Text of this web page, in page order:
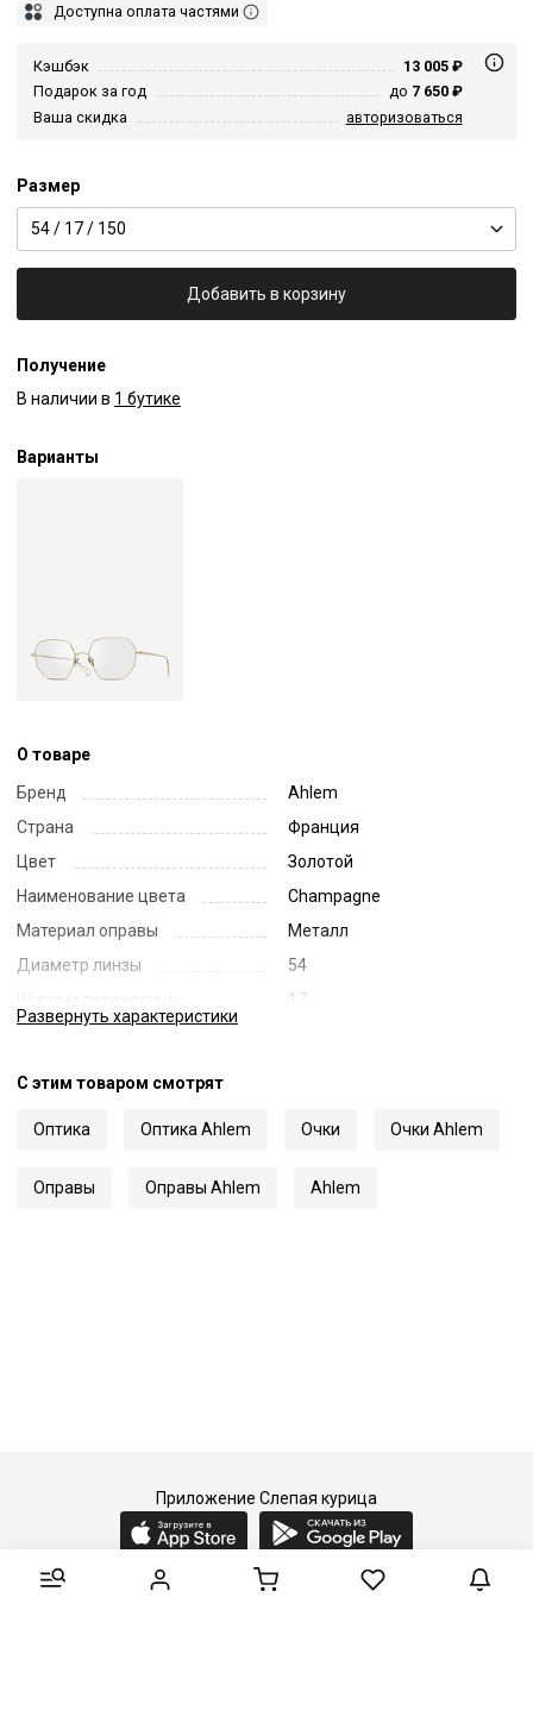
Доступна оплата частями
Кэшбэк
13 005 ₽
Подарок за год
до 7 650 ₽
Ваша скидка
авторизоваться
Размер
54 / 17 / 150
Добавить в корзину
Получение
В наличии в 1 бутике
Варианты
О товаре
Бренд
Ahlem
Страна
Франция
Цвет
Золотой
Наименование цвета
Champagne
Материал оправы
Металл
Диаметр линзы
54
17
Развернуть характеристики
С этим товаром смотрят
Оптика Оптика Ahlem Очки Очки Ahlem
Оправы Оправы Ahlem Ahlem
Приложение Слепая курица
2015-2026 © Слепая курица - fashion concept store.